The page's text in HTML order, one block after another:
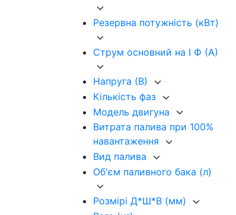
Резервна потужність (кВт)
Струм основний на I Ф (А)
Напруга (В)
Кількість фаз
Модель двигуна
Витрата палива при 100%
навантаження
Вид палива
Об'єм паливного бака (л)
Розмірі Д*Ш*В (мм)